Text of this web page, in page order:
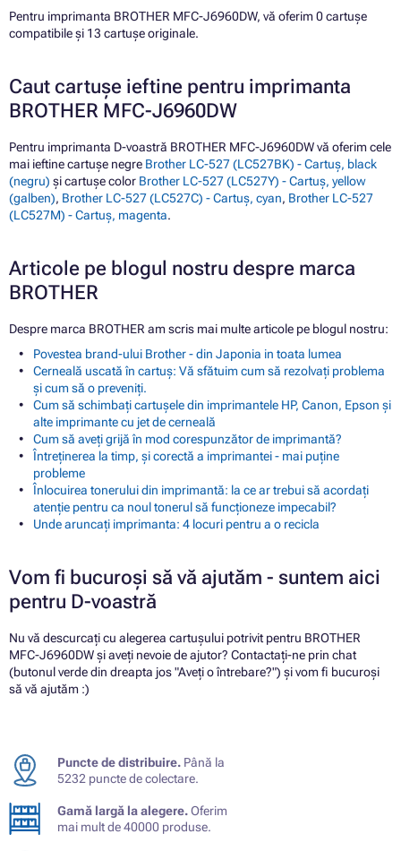
Pentru imprimanta BROTHER MFC-J6960DW, vă oferim 0 cartușe
compatibile și 13 cartușe originale.
Caut cartușe ieftine pentru imprimanta
BROTHER MFC-J6960DW
Pentru imprimanta D-voastră BROTHER MFC-J6960DW vă oferim cele
mai ieftine cartușe negre Brother LC-527 (LC527BK) - Cartuș, black
(negru) și cartușe color Brother LC-527 (LC527Y) - Cartuș, yellow
(galben), Brother LC-527 (LC527C) - Cartuș, cyan, Brother LC-527
(LC527M) - Cartuș, magenta.
Articole pe blogul nostru despre marca
BROTHER
Despre marca BROTHER am scris mai multe articole pe blogul nostru:
Povestea brand-ului Brother - din Japonia in toata lumea
Cerneală uscată în cartuș: Vă sfătuim cum să rezolvați problema
și cum să o preveniți.
Cum să schimbați cartușele din imprimantele HP, Canon, Epson și
alte imprimante cu jet de cerneală
Cum să aveți grijă în mod corespunzător de imprimantă?
Întreținerea la timp, și corectă a imprimantei - mai puține
probleme
Înlocuirea tonerului din imprimantă: la ce ar trebui să acordați
atenție pentru ca noul tonerul să funcționeze impecabil?
Unde aruncați imprimanta: 4 locuri pentru a o recicla
Vom fi bucuroși să vă ajutăm - suntem aici
pentru D-voastră
Nu vă descurcați cu alegerea cartușului potrivit pentru BROTHER
MFC-J6960DW și aveți nevoie de ajutor? Contactați-ne prin chat
(butonul verde din dreapta jos "Aveți o întrebare?") și vom fi bucuroși
să vă ajutăm :)
Puncte de distribuire. Până la
5232 puncte de colectare.
Gamă largă la alegere.Oferim
mai mult de 40000 produse.